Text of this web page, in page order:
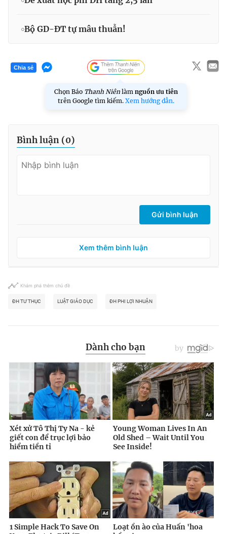
Bộ GD-ĐT tự mâu thuẫn!
Chia sẻ
Chọn Báo Thanh Niên làm nguồn ưu tiên
trên Google tìm kiếm. Xem hướng dẫn.
Bình luận (0)
Gửi bình luận
Xem thêm bình luận
Khám phá thêm chủ đề
ĐH TƯ THỤC LUẬT GIÁO DỤC ĐH PHI LỢI NHUẬN